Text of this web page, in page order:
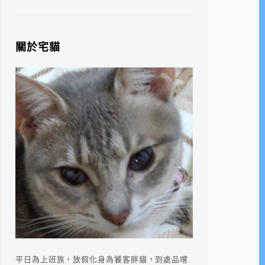
關於宅貓
平日為上班族，放假化身為饕客胖貓，到處品嚐